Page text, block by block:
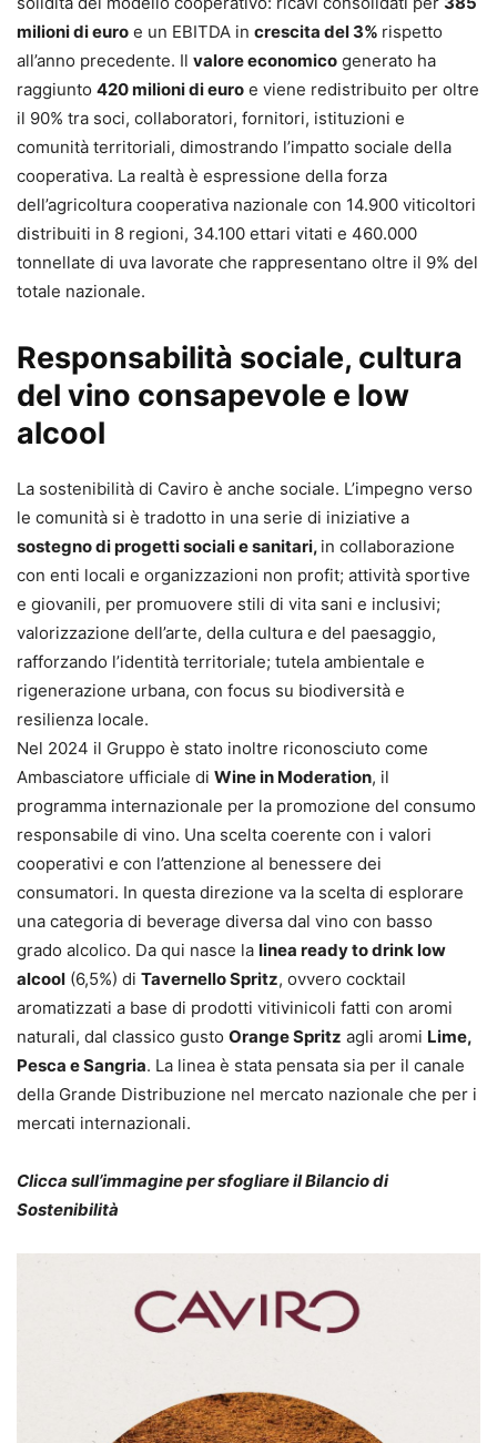
milioni di euro e un EBITDA in crescita del 3% rispetto
all’anno precedente. Il valore economico generato ha
raggiunto 420 milioni di euro e viene redistribuito per oltre
il 90% tra soci, collaboratori, fornitori, istituzioni e
comunità territoriali, dimostrando l’impatto sociale della
cooperativa. La realtà è espressione della forza
dell’agricoltura cooperativa nazionale con 14.900 viticoltori
distribuiti in 8 regioni, 34.100 ettari vitati e 460.000
tonnellate di uva lavorate che rappresentano oltre il 9% del
totale nazionale.
Responsabilità sociale, cultura
del vino consapevole e low
alcool
La sostenibilità di Caviro è anche sociale. L’impegno verso
le comunità si è tradotto in una serie di iniziative a
sostegno di progetti sociali e sanitari, in collaborazione
con enti locali e organizzazioni non profit; attività sportive
e giovanili, per promuovere stili di vita sani e inclusivi;
valorizzazione dell’arte, della cultura e del paesaggio,
rafforzando l’identità territoriale; tutela ambientale e
rigenerazione urbana, con focus su biodiversità e
resilienza locale.
Nel 2024 il Gruppo è stato inoltre riconosciuto come
Ambasciatore ufficiale di Wine in Moderation, il
programma internazionale per la promozione del consumo
responsabile di vino. Una scelta coerente con i valori
cooperativi e con l’attenzione al benessere dei
consumatori. In questa direzione va la scelta di esplorare
una categoria di beverage diversa dal vino con basso
grado alcolico. Da qui nasce la linea ready to drink low
alcool (6,5%) di Tavernello Spritz, ovvero cocktail
aromatizzati a base di prodotti vitivinicoli fatti con aromi
naturali, dal classico gusto Orange Spritz agli aromi Lime,
Pesca e Sangria. La linea è stata pensata sia per il canale
della Grande Distribuzione nel mercato nazionale che per i
mercati internazionali.
Clicca sull’immagine per sfogliare il Bilancio di
Sostenibilità